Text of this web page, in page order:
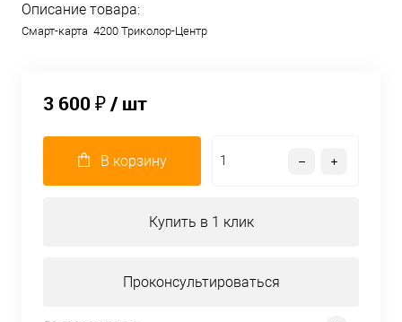
Описание товара:
Смарт-карта 4200 Триколор-Центр
3 600 ₽/ шт
В корзину
Купить в 1 клик
Проконсультироваться